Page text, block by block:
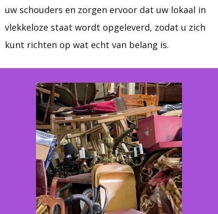
uw schouders en zorgen ervoor dat uw lokaal in
vlekkeloze staat wordt opgeleverd, zodat u zich
kunt richten op wat echt van belang is.